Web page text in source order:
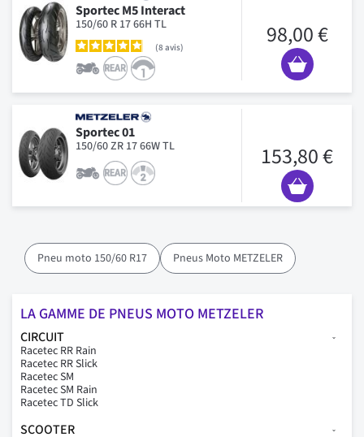
Sportec M5 Interact
150/60 R 17 66H TL
8 avis 98,00 €
Sportec 01
150/60 ZR 17 66W TL 153,80 €
Pneu moto 150/60 R17 Pneus Moto METZELER
LA GAMME DE PNEUS MOTO METZELER
CIRCUIT
Racetec RR Rain
Racetec RR Slick
Racetec SM
Racetec SM Rain
Racetec TD Slick
SCOOTER